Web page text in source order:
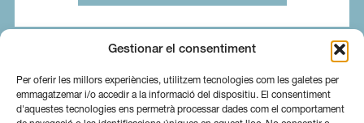
Gestionar el consentiment
Per oferir les millors experiències, utilitzem tecnologies com les galetes per
emmagatzemar i/o accedir a la informació del dispositiu. El consentiment
d'aquestes tecnologies ens permetrà processar dades com el comportament